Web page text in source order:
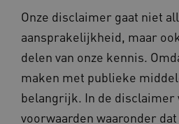
Onze disclaimer gaat niet
aansprakelijkheid, maar
delen van onze kennis.
maken met publieke
belangrijk. In de disclaimer
voorwaarden waaronder dat
AWSALBCORS